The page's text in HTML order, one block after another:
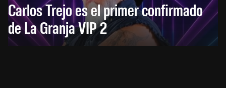
Carlos Trejo es el primer confirmado
de La Granja VIP 2